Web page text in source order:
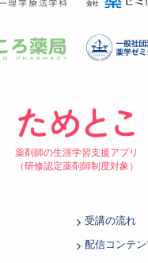
薬剤師の生涯学習支援アプリ
（研修認定薬剤師制度対象）
受講の流れ
配信コンテン